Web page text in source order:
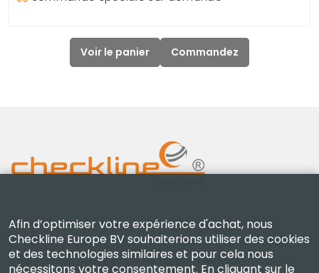
Voir le panier Commandez
Checkline Europe B.V. — spécialistes de la fourniture,
de l'étalonnage, de la certification et de la réparation
d'instruments de mesure de haute précision.
Afin d’optimiser votre expérience d'achat, nous
Checkline Europe BV souhaiterions utiliser des cookies
et des technologies similaires et pour cela nous
nécessitons votre consentement. En cliquant sur le